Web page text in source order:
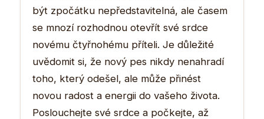
být zpočátku nepředstavitelná, ale časem
se mnozí rozhodnou otevřít své srdce
novému čtyřnohému příteli. Je důležité
uvědomit si, že nový pes nikdy nenahradí
toho, který odešel, ale může přinést
novou radost a energii do vašeho života.
Poslouchejte své srdce a počkejte, až